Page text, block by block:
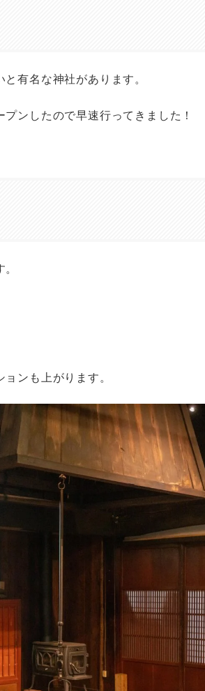
有名な神社があります。
ンしたので早速行ってきました！
ンも上がります。